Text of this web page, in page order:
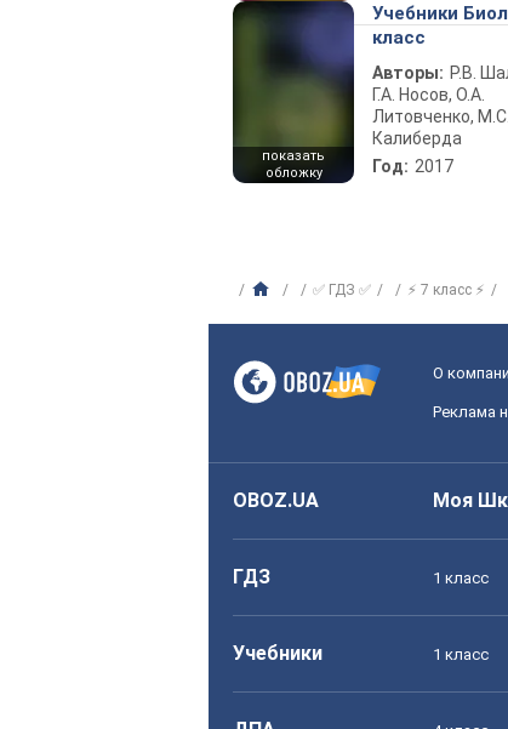
показать
обложку
Учебники
класс
Авторы: Р.В.
Г.А. Носов, О.А.
Литовченко, М.С.
Калиберда
Год: 2017
✅ ГДЗ ✅ ⚡ 7 класс ⚡
О
Реклама
OBOZ.UA Моя
ГДЗ 1 класс
Учебники 1 класс